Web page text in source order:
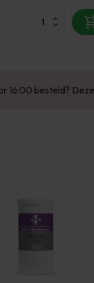
Enorm assortiment &